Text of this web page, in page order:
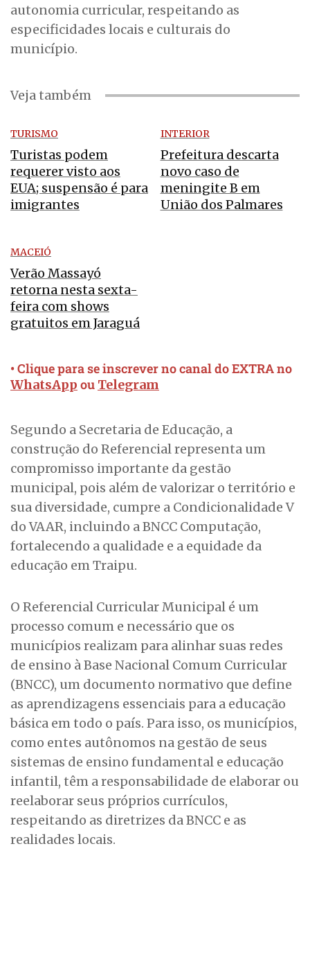
autonomia curricular, respeitando as
especificidades locais e culturais do
município.
Veja também
TURISMO
Turistas podem
requerer visto aos
EUA; suspensão é para
imigrantes
INTERIOR
Prefeitura descarta
novo caso de
meningite B em
União dos Palmares
MACEIÓ
Verão Massayó
retorna nesta sexta-
feira com shows
gratuitos em Jaraguá
• Clique para se inscrever no canal do EXTRA no
WhatsApp ou Telegram
Segundo a Secretaria de Educação, a
construção do Referencial representa um
compromisso importante da gestão
municipal, pois além de valorizar o território e
sua diversidade, cumpre a Condicionalidade V
do VAAR, incluindo a BNCC Computação,
fortalecendo a qualidade e a equidade da
educação em Traipu.
O Referencial Curricular Municipal é um
processo comum e necessário que os
municípios realizam para alinhar suas redes
de ensino à Base Nacional Comum Curricular
(BNCC), um documento normativo que define
as aprendizagens essenciais para a educação
básica em todo o país. Para isso, os municípios,
como entes autônomos na gestão de seus
sistemas de ensino fundamental e educação
infantil, têm a responsabilidade de elaborar ou
reelaborar seus próprios currículos,
respeitando as diretrizes da BNCC e as
realidades locais.